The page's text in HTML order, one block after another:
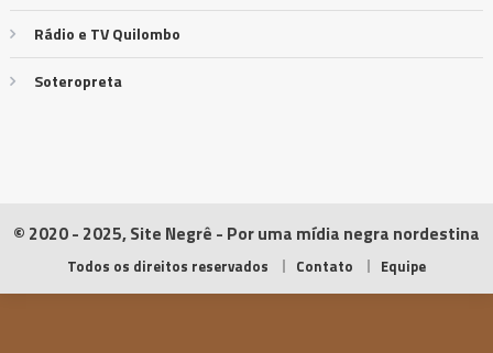
Rádio e TV Quilombo
Soteropreta
© 2020 - 2025, Site Negrê - Por uma mídia negra nordestina
Todos os direitos reservados Contato Equipe